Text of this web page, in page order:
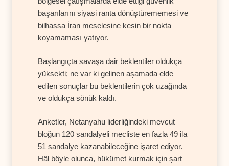
başarılarını siyasi ranta dönüştürememesi ve
bilhassa İran meselesine kesin bir nokta
koyamaması yatıyor.
Başlangıçta savaşa dair beklentiler oldukça
yüksekti; ne var ki gelinen aşamada elde
edilen sonuçlar bu beklentilerin çok uzağında
ve oldukça sönük kaldı.
Anketler, Netanyahu liderliğindeki mevcut
bloğun 120 sandalyeli mecliste en fazla 49 ila
51 sandalye kazanabileceğine işaret ediyor.
Hâl böyle olunca, hükümet kurmak için şart